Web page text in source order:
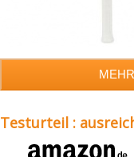
Testurteil :